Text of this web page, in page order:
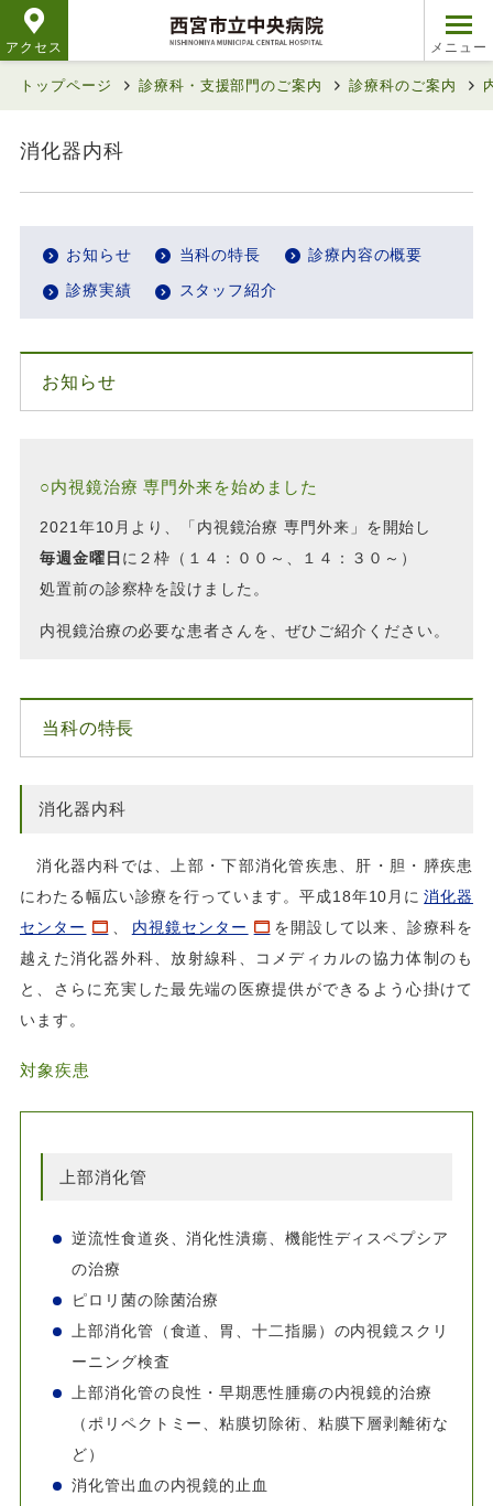
アクセス
トップページ 診療科・支援部門のご案内 診療科のご案内
消化器内科
お知らせ 当科の特長 診療内容の概要
診療実績 スタッフ紹介
お知らせ
○内視鏡治療 専門外来を始めました
2021年10月より、「内視鏡治療 専門外来」を開始し
毎週金曜日 に２枠（１４：００～、１４：３０～）
処置前の診察枠を設けました。
内視鏡治療の必要な患者さんを、ぜひご紹介ください。
当科の特長
消化器内科
消化器内科では、上部・下部消化管疾患、肝・胆・膵疾患
にわたる幅広い診療を行っています。平成18年10月に 消化器
センター
内視鏡センター
を開設して以来、診療科を
越えた消化器外科、放射線科、コメディカルの協力体制のも
と、さらに充実した最先端の医療提供ができるよう心掛けて
います。
対象疾患
上部消化管
逆流性食道炎、消化性潰瘍、機能性ディスペプシア
の治療
ピロリ菌の除菌治療
上部消化管（食道、胃、十二指腸）の内視鏡スクリ
ーニング検査
上部消化管の良性・早期悪性腫瘍の内視鏡的治療
（ポリペクトミー、粘膜切除術、粘膜下層剥離術な
ど）
消化管出血の内視鏡的止血